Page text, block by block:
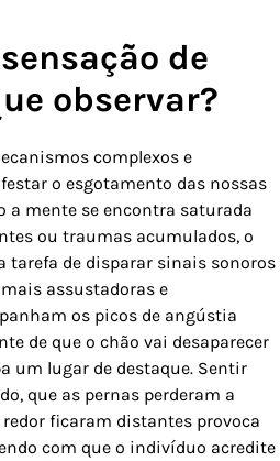
de
observar?
complexos e
o esgotamento das nossas
a mente se encontra saturada
ou traumas acumulados, o
tarefa de disparar sinais sonoros
assustadoras e
os picos de angústia
de que o chão vai desaparecer
um lugar de destaque. Sentir
que as pernas perderam a
ficaram distantes provoca
com que o indivíduo acredite